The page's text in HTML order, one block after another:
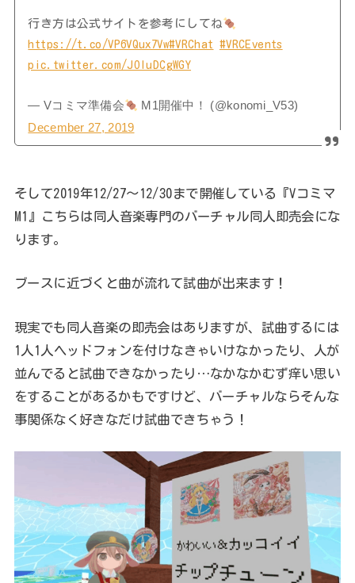
行き方は公式サイトを参考にしてね
https://t.co/VP6VQux7Vw#VRChat #VRCEvents
pic.twitter.com/JOIuDCgWGY
— Vコミマ準備会
M1開催中！ (@konomi_V53)
December 27, 2019
そして2019年12/27～12/30まで開催している『Vコミマ
M1』こちらは同人音楽専門のバーチャル同人即売会にな
ります。
ブースに近づくと曲が流れて試曲が出来ます！
現実でも同人音楽の即売会はありますが、試曲するには
1人1人ヘッドフォンを付けなきゃいけなかったり、人が
並んでると試曲できなかったり…なかなかむず痒い思い
をすることがあるかもですけど、バーチャルならそんな
事関係なく好きなだけ試曲できちゃう！